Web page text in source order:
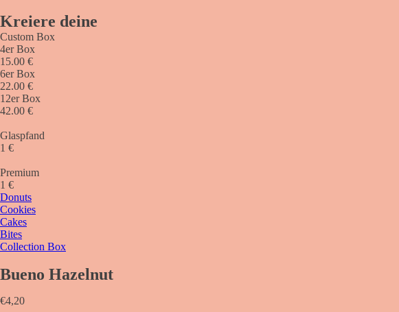
Kreiere deine
Custom Box
4er Box
15.00 €
6er Box
22.00 €
12er Box
42.00 €
Glaspfand
1 €
Premium
1 €
Donuts
Cookies
Cakes
Bites
Collection Box
Bueno Hazelnut
€4,20